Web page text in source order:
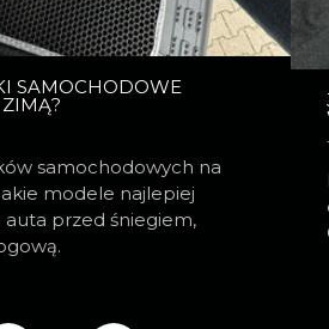
SAMOCHODOWE
samochodowych na
modele najlepiej
przed śniegiem,